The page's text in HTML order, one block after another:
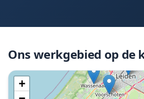
Ons werkgebied op de
+